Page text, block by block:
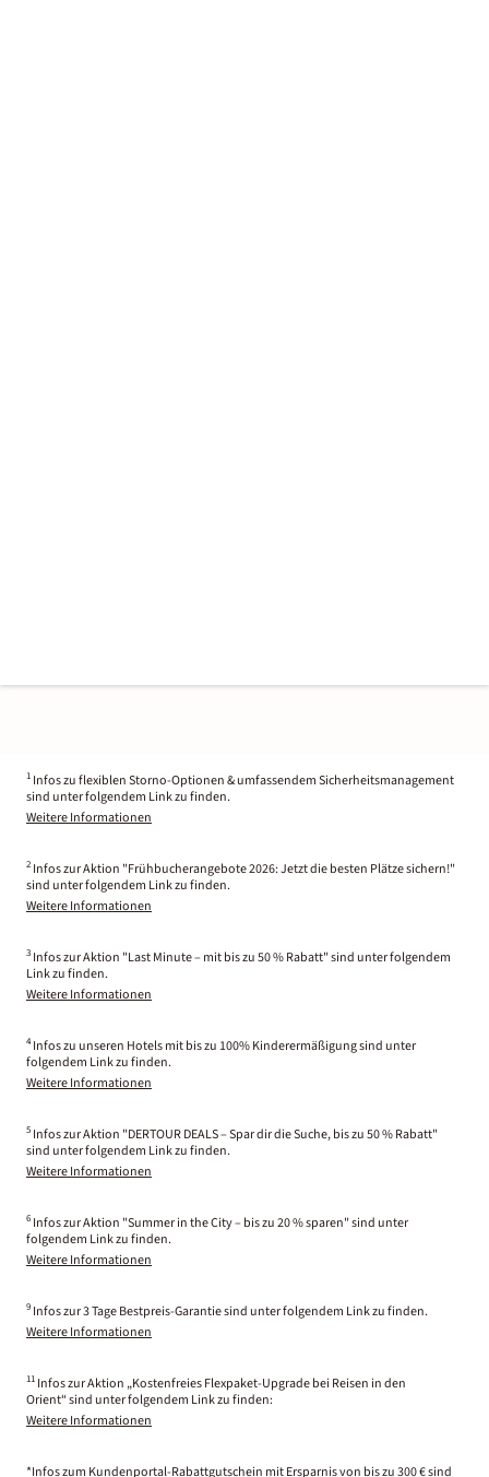
1 Infos zu flexiblen Storno-Optionen & umfassendem Sicherheitsmanagement
sind unter folgendem Link zu finden.
Weitere Informationen
2 Infos zur Aktion "Frühbucherangebote 2026: Jetzt die besten Plätze sichern!"
sind unter folgendem Link zu finden.
Weitere Informationen
3 Infos zur Aktion "Last Minute – mit bis zu 50 % Rabatt" sind unter folgendem
Link zu finden.
Weitere Informationen
4 Infos zu unseren Hotels mit bis zu 100% Kinderermäßigung sind unter
folgendem Link zu finden.
Weitere Informationen
5 Infos zur Aktion "DERTOUR DEALS – Spar dir die Suche, bis zu 50 % Rabatt"
sind unter folgendem Link zu finden.
Weitere Informationen
6 Infos zur Aktion "Summer in the City – bis zu 20 % sparen" sind unter
folgendem Link zu finden.
Weitere Informationen
9 Infos zur 3 Tage Bestpreis-Garantie sind unter folgendem Link zu finden.
Weitere Informationen
11 Infos zur Aktion „Kostenfreies Flexpaket-Upgrade bei Reisen in den
Orient“ sind unter folgendem Link zu finden:
Weitere Informationen
*Infos zum Kundenportal-Rabattgutschein mit Ersparnis von bis zu 300 € sind